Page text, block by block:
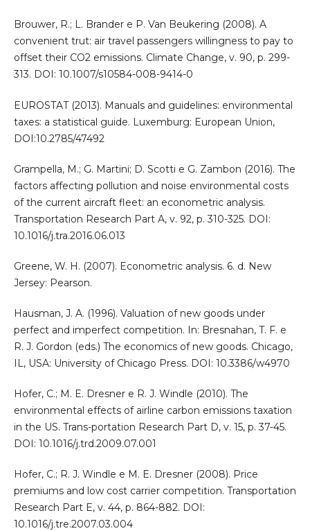
Brouwer, R.; L. Brander e P. Van Beukering (2008). A
convenient trut: air travel passengers willingness to pay to
offset their CO2 emissions. Climate Change, v. 90, p. 299-
313. DOI: 10.1007/s10584-008-9414-0
EUROSTAT (2013). Manuals and guidelines: environmental
taxes: a statistical guide. Luxemburg: European Union,
DOI:10.2785/47492
Grampella, M.; G. Martini; D. Scotti e G. Zambon (2016). The
factors affecting pollution and noise environmental costs
of the current aircraft fleet: an econometric analysis.
Transportation Research Part A, v. 92, p. 310-325. DOI:
10.1016/j.tra.2016.06.013
Greene, W. H. (2007). Econometric analysis. 6. d. New
Jersey: Pearson.
Hausman, J. A. (1996). Valuation of new goods under
perfect and imperfect competition. In: Bresnahan, T. F. e
R. J. Gordon (eds.) The economics of new goods. Chicago,
IL, USA: University of Chicago Press. DOI: 10.3386/w4970
Hofer, C.; M. E. Dresner e R. J. Windle (2010). The
environmental effects of airline carbon emissions taxation
in the US. Trans-portation Research Part D, v. 15, p. 37-45.
DOI: 10.1016/j.trd.2009.07.001
Hofer, C.; R. J. Windle e M. E. Dresner (2008). Price
premiums and low cost carrier competition. Transportation
Research Part E, v. 44, p. 864-882. DOI:
10.1016/j.tre.2007.03.004